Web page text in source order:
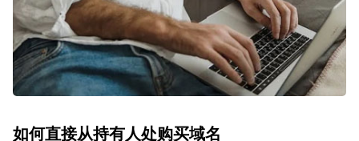
如何直接从持有人处购买域名